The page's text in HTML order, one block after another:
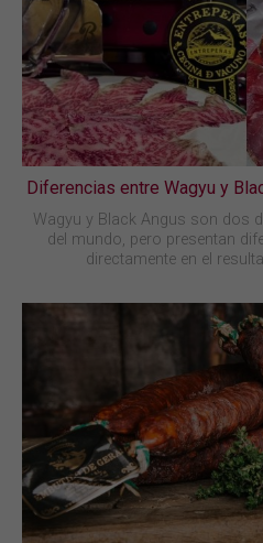
Diferencias entre Wagyu y
Wagyu y Black Angus son dos
del mundo, pero presentan
directamente en el